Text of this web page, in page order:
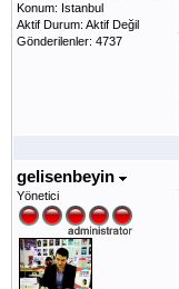
Konum: Istanbul
Aktif Durum: Aktif Değil
Gönderilenler: 4737
gelisenbeyin
Yönetici